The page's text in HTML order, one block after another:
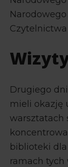
Czytelnictwa
Drugiego
mieli okazję
warsztatach
biblioteki
ramach